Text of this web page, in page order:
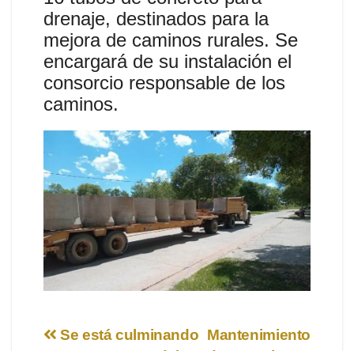
drenaje, destinados para la
mejora de caminos rurales. Se
encargará de su instalación el
consorcio responsable de los
caminos.
Navegación
Mantenimiento
Se está culminando